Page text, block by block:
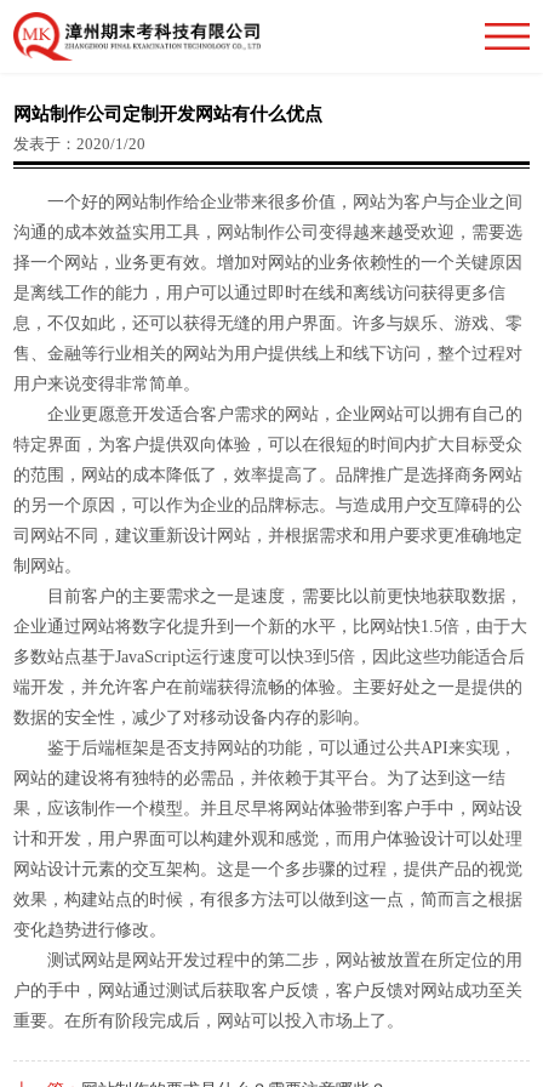
网站制作公司定制开发网站有什么优点
发表于：2020/1/20
一个好的网站制作给企业带来很多价值，网站为客户与企业之间
沟通的成本效益实用工具，网站制作公司变得越来越受欢迎，需要选
择一个网站，业务更有效。增加对网站的业务依赖性的一个关键原因
是离线工作的能力，用户可以通过即时在线和离线访问获得更多信
息，不仅如此，还可以获得无缝的用户界面。许多与娱乐、游戏、零
售、金融等行业相关的网站为用户提供线上和线下访问，整个过程对
用户来说变得非常简单。
企业更愿意开发适合客户需求的网站，企业网站可以拥有自己的
特定界面，为客户提供双向体验，可以在很短的时间内扩大目标受众
的范围，网站的成本降低了，效率提高了。品牌推广是选择商务网站
的另一个原因，可以作为企业的品牌标志。与造成用户交互障碍的公
司网站不同，建议重新设计网站，并根据需求和用户要求更准确地定
制网站。
目前客户的主要需求之一是速度，需要比以前更快地获取数据，
企业通过网站将数字化提升到一个新的水平，比网站快1.5倍，由于大
多数站点基于JavaScript运行速度可以快3到5倍，因此这些功能适合后
端开发，并允许客户在前端获得流畅的体验。主要好处之一是提供的
数据的安全性，减少了对移动设备内存的影响。
鉴于后端框架是否支持网站的功能，可以通过公共API来实现，
网站的建设将有独特的必需品，并依赖于其平台。为了达到这一结
果，应该制作一个模型。并且尽早将网站体验带到客户手中，网站设
计和开发，用户界面可以构建外观和感觉，而用户体验设计可以处理
网站设计元素的交互架构。这是一个多步骤的过程，提供产品的视觉
效果，构建站点的时候，有很多方法可以做到这一点，简而言之根据
变化趋势进行修改。
测试网站是网站开发过程中的第二步，网站被放置在所定位的用
户的手中，网站通过测试后获取客户反馈，客户反馈对网站成功至关
重要。在所有阶段完成后，网站可以投入市场上了。